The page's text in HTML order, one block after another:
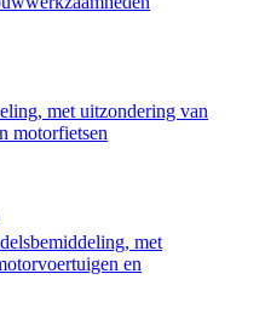
met uitzondering van
motorfietsen
met
en